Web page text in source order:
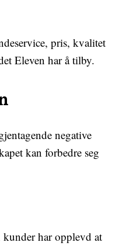
pris, kvalitet
Eleven har å tilby.
negative
kan forbedre seg
kunder har opplevd at